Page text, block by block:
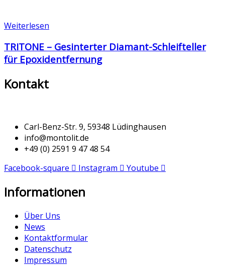
Weiterlesen
TRITONE – Gesinterter Diamant-Schleifteller
für Epoxidentfernung
Kontakt
Carl-Benz-Str. 9, 59348 Lüdinghausen
info@montolit.de
+49 (0) 2591 9 47 48 54
Facebook-square
Instagram Youtube
Informationen
Über Uns
News
Kontaktformular
Datenschutz
Impressum